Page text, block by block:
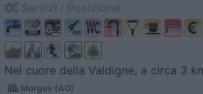
Nel cuore della Valdigne, a circa 3
Morgex (AO)